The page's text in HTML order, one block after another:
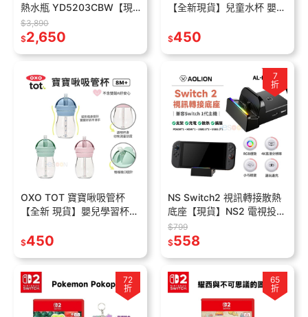
熱水瓶 YD5203CBW【現
貨 免運】304 熱水壺 快煮
壺 熱水瓶 定量出水 宿舍必
$3,890
$2,650
【全新現貨】兒童水杯 嬰兒
雙酚A oxo水杯 吸管水杯
$450
OXO TOT 寶寶啾吸管杯
【全新 現貨】嬰兒學習杯
含雙酚A 啾吸杯 oxo水杯 吸
$450
7
折
NS Switch2 視訊轉接散熱
底座【現貨】NS2 電視投放
底座 4K 電視轉接器 HDMI
轉換TV 充電底座
$799
$558
72
折
65
折